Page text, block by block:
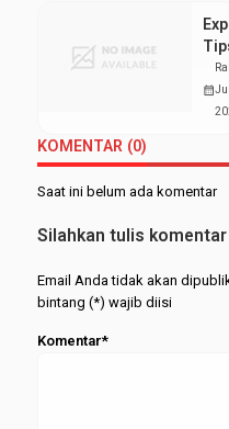
bij
calendar_month
KOMENTAR (0)
Saat ini belum ada komentar
Silahkan tulis komentar
Email Anda tidak akan
bintang (*) wajib diisi
Komentar*